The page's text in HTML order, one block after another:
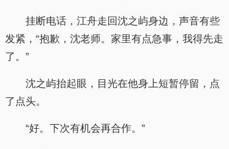
挂断电话，江舟走回沈之屿身边，声音有些
发紧，“抱歉，沈老师。家里有点急事，我得先走
了。”
沈之屿抬起眼，目光在他身上短暂停留，点
了点头。
“好。下次有机会再合作。”